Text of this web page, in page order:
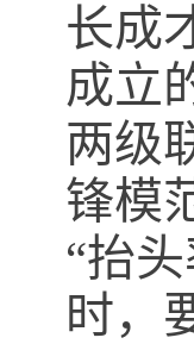
长成
成立
两级
锋模
“抬
时，